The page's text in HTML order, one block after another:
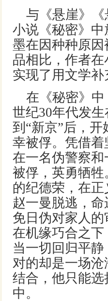
与《悬崖》
小说《秘密》
墨在因种种原
品相比，作者
实现了用文学
在《秘密》
世纪30年代发
到“新京”后，
幸被俘。凭借
在一名伪警察
被俘，英勇牺
的纪德荣，在
赵一曼脱逃，
免日伪对家人
在机缘巧合之
当一切回归平
对的却是一场
结合，他只能
中。